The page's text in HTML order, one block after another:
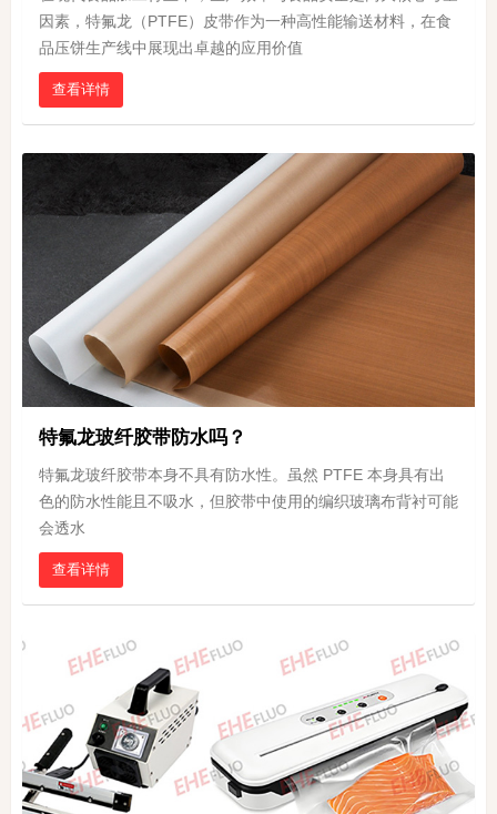
因素，特氟龙（PTFE）皮带作为一种高性能输送材料，在食
品压饼生产线中展现出卓越的应用价值
查看详情
特氟龙玻纤胶带防水吗？
特氟龙玻纤胶带本身不具有防水性。虽然 PTFE 本身具有出
色的防水性能且不吸水，但胶带中使用的编织玻璃布背衬可能
会透水
查看详情